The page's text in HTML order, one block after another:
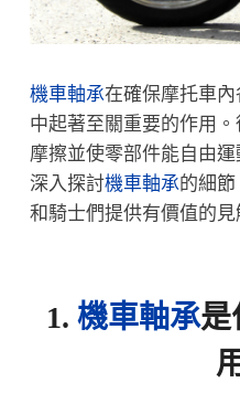
機車軸承在確保摩托車
中起著至關重要的作用
摩擦並使零部件能自由
深入探討機車軸承的細
和騎士們提供有價值的見
1. 機車軸承是